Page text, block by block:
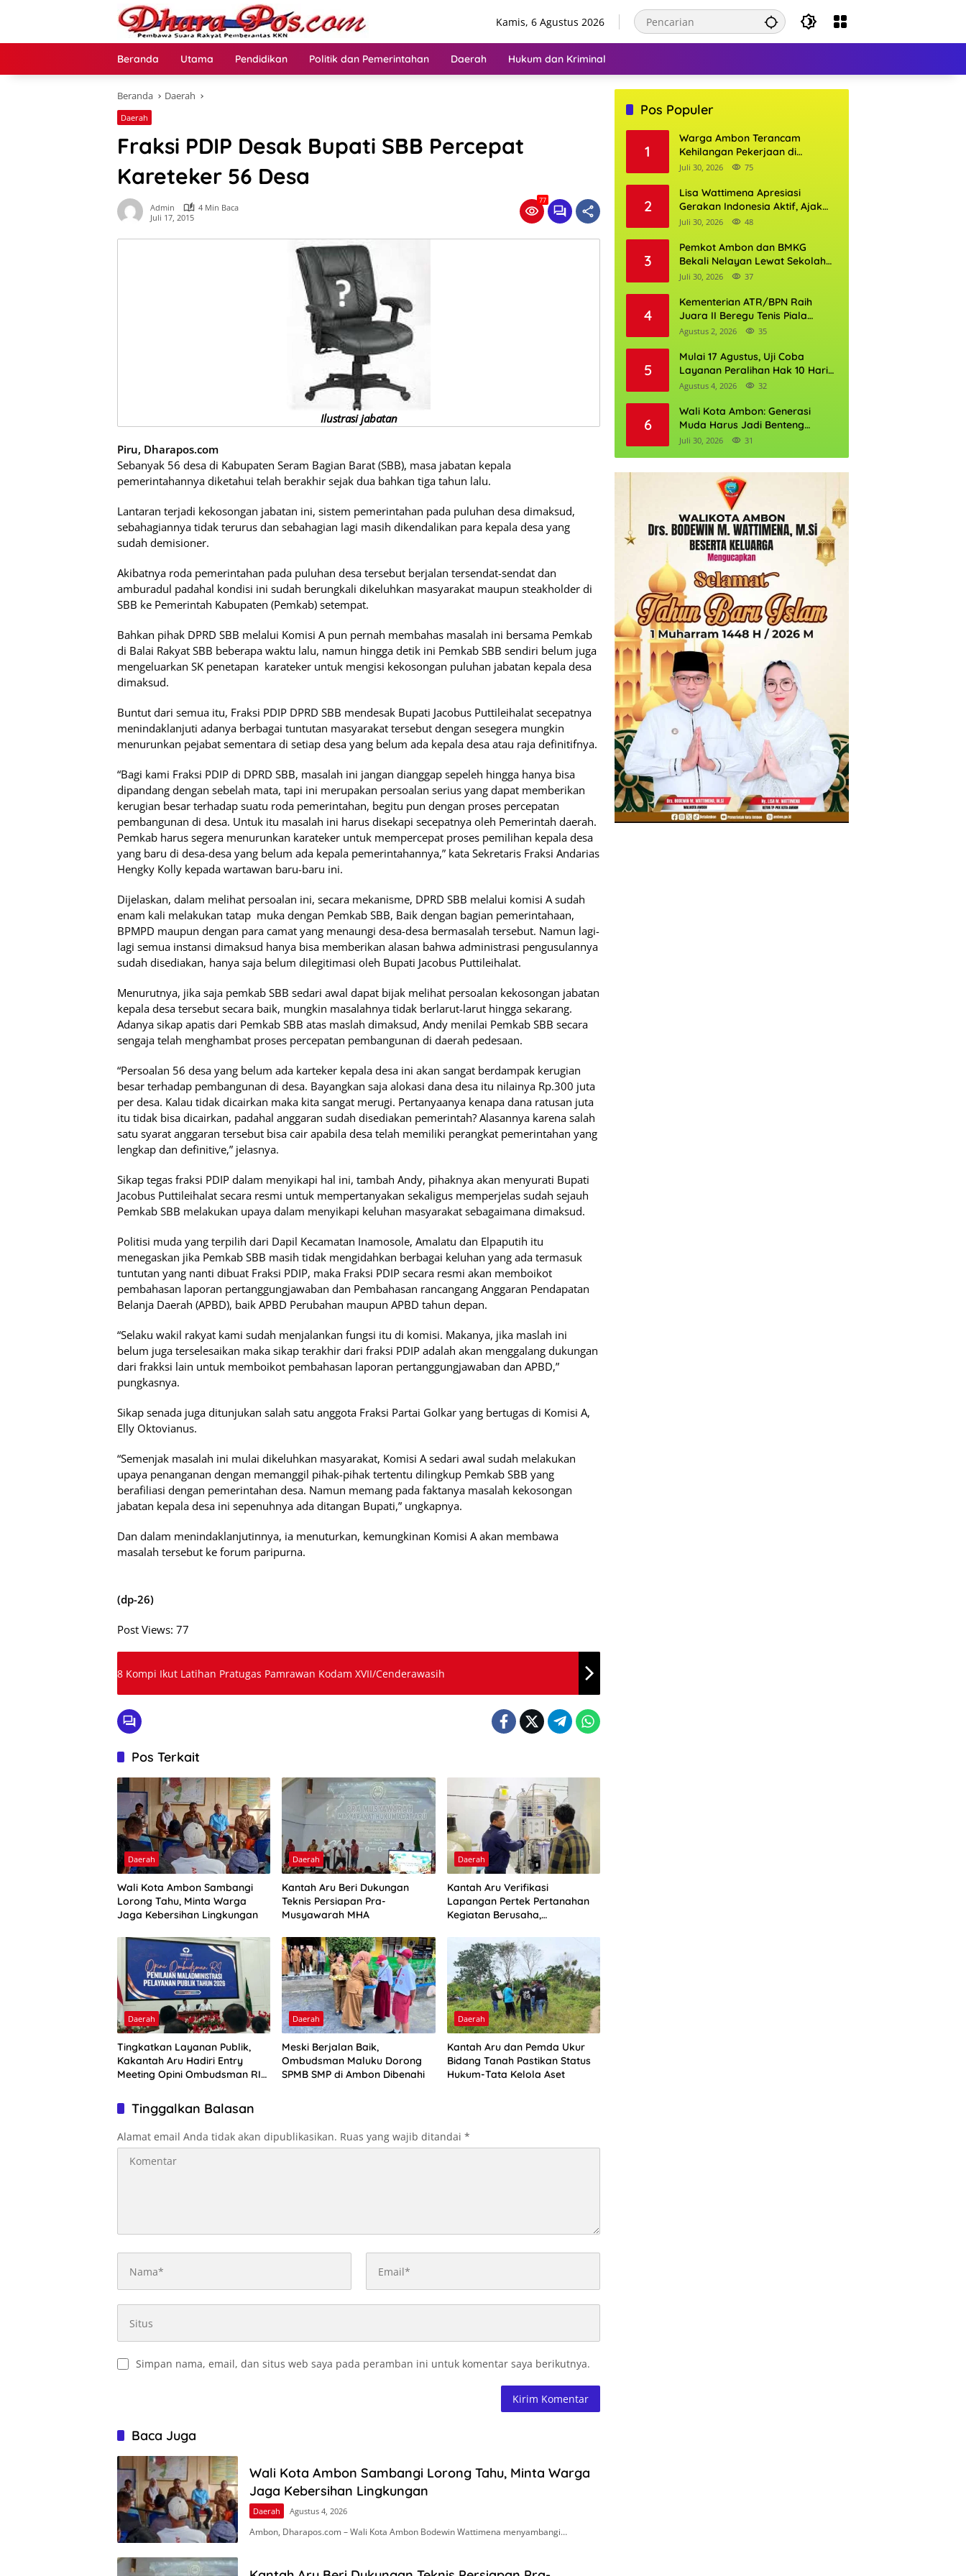
Kamis, 6 Agustus 2026
Beranda Utama Pendidikan Politik dan Pemerintahan Daerah Hukum dan Kriminal
Beranda Daerah
Daerah
Fraksi PDIP Desak Bupati SBB Percepat
Kareteker 56 Desa
Admin
4 Min Baca
Juli 17, 2015
77
Ilustrasi jabatan
Piru, Dharapos.com
Sebanyak 56 desa di Kabupaten Seram Bagian Barat (SBB), masa jabatan kepala
pemerintahannya diketahui telah berakhir sejak dua bahkan tiga tahun lalu.
Lantaran terjadi kekosongan jabatan ini, sistem pemerintahan pada puluhan desa dimaksud,
sebahagiannya tidak terurus dan sebahagian lagi masih dikendalikan para kepala desa yang
sudah demisioner.
Akibatnya roda pemerintahan pada puluhan desa tersebut berjalan tersendat-sendat dan
amburadul padahal kondisi ini sudah berungkali dikeluhkan masyarakat maupun steakholder di
SBB ke Pemerintah Kabupaten (Pemkab) setempat.
Bahkan pihak DPRD SBB melalui Komisi A pun pernah membahas masalah ini bersama Pemkab
di Balai Rakyat SBB beberapa waktu lalu, namun hingga detik ini Pemkab SBB sendiri belum juga
mengeluarkan SK penetapan karateker untuk mengisi kekosongan puluhan jabatan kepala desa
dimaksud.
Buntut dari semua itu, Fraksi PDIP DPRD SBB mendesak Bupati Jacobus Puttileihalat secepatnya
menindaklanjuti adanya berbagai tuntutan masyarakat tersebut dengan sesegera mungkin
menurunkan pejabat sementara di setiap desa yang belum ada kepala desa atau raja definitifnya.
“Bagi kami Fraksi PDIP di DPRD SBB, masalah ini jangan dianggap sepeleh hingga hanya bisa
dipandang dengan sebelah mata, tapi ini merupakan persoalan serius yang dapat memberikan
kerugian besar terhadap suatu roda pemerintahan, begitu pun dengan proses percepatan
pembangunan di desa. Untuk itu masalah ini harus disekapi secepatnya oleh Pemerintah daerah.
Pemkab harus segera menurunkan karateker untuk mempercepat proses pemilihan kepala desa
yang baru di desa-desa yang belum ada kepala pemerintahannya,” kata Sekretaris Fraksi Andarias
Hengky Kolly kepada wartawan baru-baru ini.
Dijelaskan, dalam melihat persoalan ini, secara mekanisme, DPRD SBB melalui komisi A sudah
enam kali melakukan tatap muka dengan Pemkab SBB, Baik dengan bagian pemerintahaan,
BPMPD maupun dengan para camat yang menaungi desa-desa bermasalah tersebut. Namun lagi-
lagi semua instansi dimaksud hanya bisa memberikan alasan bahwa administrasi pengusulannya
sudah disediakan, hanya saja belum dilegitimasi oleh Bupati Jacobus Puttileihalat.
Menurutnya, jika saja pemkab SBB sedari awal dapat bijak melihat persoalan kekosongan jabatan
kepala desa tersebut secara baik, mungkin masalahnya tidak berlarut-larut hingga sekarang.
Adanya sikap apatis dari Pemkab SBB atas maslah dimaksud, Andy menilai Pemkab SBB secara
sengaja telah menghambat proses percepatan pembangunan di daerah pedesaan.
“Persoalan 56 desa yang belum ada karteker kepala desa ini akan sangat berdampak kerugian
besar terhadap pembangunan di desa. Bayangkan saja alokasi dana desa itu nilainya Rp.300 juta
per desa. Kalau tidak dicairkan maka kita sangat merugi. Pertanyaanya kenapa dana ratusan juta
itu tidak bisa dicairkan, padahal anggaran sudah disediakan pemerintah? Alasannya karena salah
satu syarat anggaran tersebut bisa cair apabila desa telah memiliki perangkat pemerintahan yang
lengkap dan definitive,” jelasnya.
Sikap tegas fraksi PDIP dalam menyikapi hal ini, tambah Andy, pihaknya akan menyurati Bupati
Jacobus Puttileihalat secara resmi untuk mempertanyakan sekaligus memperjelas sudah sejauh
Pemkab SBB melakukan upaya dalam menyikapi keluhan masyarakat sebagaimana dimaksud.
Politisi muda yang terpilih dari Dapil Kecamatan Inamosole, Amalatu dan Elpaputih itu
menegaskan jika Pemkab SBB masih tidak mengidahkan berbagai keluhan yang ada termasuk
tuntutan yang nanti dibuat Fraksi PDIP, maka Fraksi PDIP secara resmi akan memboikot
pembahasan laporan pertanggungjawaban dan Pembahasan rancangang Anggaran Pendapatan
Belanja Daerah (APBD), baik APBD Perubahan maupun APBD tahun depan.
“Selaku wakil rakyat kami sudah menjalankan fungsi itu di komisi. Makanya, jika maslah ini
belum juga terselesaikan maka sikap terakhir dari fraksi PDIP adalah akan menggalang dukungan
dari frakksi lain untuk memboikot pembahasan laporan pertanggungjawaban dan APBD,”
pungkasnya.
Sikap senada juga ditunjukan salah satu anggota Fraksi Partai Golkar yang bertugas di Komisi A,
Elly Oktovianus.
“Semenjak masalah ini mulai dikeluhkan masyarakat, Komisi A sedari awal sudah melakukan
upaya penanganan dengan memanggil pihak-pihak tertentu dilingkup Pemkab SBB yang
berafiliasi dengan pemerintahan desa. Namun memang pada faktanya masalah kekosongan
jabatan kepala desa ini sepenuhnya ada ditangan Bupati,” ungkapnya.
Dan dalam menindaklanjutinnya, ia menuturkan, kemungkinan Komisi A akan membawa
masalah tersebut ke forum paripurna.
(dp-26)
Post Views: 77
8 Kompi Ikut Latihan Pratugas Pamrawan Kodam XVII/Cenderawasih
Pos Terkait
Daerah
Wali Kota Ambon Sambangi
Lorong Tahu, Minta Warga
Jaga Kebersihan Lingkungan
Daerah
Kantah Aru Beri Dukungan
Teknis Persiapan Pra-
Musyawarah MHA
Daerah
Kantah Aru Verifikasi
Lapangan Pertek Pertanahan
Kegiatan Berusaha,
Daerah
Tingkatkan Layanan Publik,
Kakantah Aru Hadiri Entry
Meeting Opini Ombudsman RI
Daerah
Meski Berjalan Baik,
Ombudsman Maluku Dorong
SPMB SMP di Ambon Dibenahi
Daerah
Kantah Aru dan Pemda Ukur
Bidang Tanah Pastikan Status
Hukum-Tata Kelola Aset
Tinggalkan Balasan
Alamat email Anda tidak akan dipublikasikan. Ruas yang wajib ditandai *
Simpan nama, email, dan situs web saya pada peramban ini untuk komentar saya berikutnya.
Baca Juga
Wali Kota Ambon Sambangi Lorong Tahu, Minta Warga
Jaga Kebersihan Lingkungan
Daerah Agustus 4, 2026
Ambon, Dharapos.com – Wali Kota Ambon Bodewin Wattimena menyambangi…
Pos Populer
1
Warga Ambon Terancam
Kehilangan Pekerjaan di
Bandara Pattimura, William
Utamakan Tenaga Kerja Lokal
Juli 30, 2026 75
2
Lisa Wattimena Apresiasi
Gerakan Indonesia Aktif, Ajak
Warga Ambon Semarakkan
Juli 30, 2026 48
3
Pemkot Ambon dan BMKG
Bekali Nelayan Lewat Sekolah
Lapang Cuaca, Wali Kota:
Prioritas
Juli 30, 2026 37
4
Kementerian ATR/BPN Raih
Juara II Beregu Tenis Piala
Gubernur DKI Jakarta 2026
Agustus 2, 2026 35
5
Mulai 17 Agustus, Uji Coba
Layanan Peralihan Hak 10 Hari
di 15 Kantor Pertanahan
Agustus 4, 2026 32
6
Wali Kota Ambon: Generasi
Muda Harus Jadi Benteng
Kognitif NKRI
Juli 30, 2026 31